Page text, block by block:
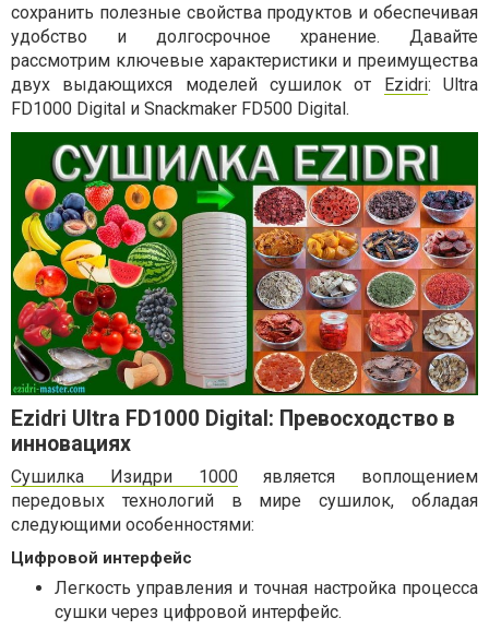
сохранить полезные свойства продуктов и обеспечивая
удобство и долгосрочное хранение. Давайте
рассмотрим ключевые характеристики и преимущества
двух выдающихся моделей сушилок от Ezidri: Ultra
FD1000 Digital и Snackmaker FD500 Digital.
Ezidri Ultra FD1000 Digital: Превосходство в
инновациях
Сушилка Изидри 1000является воплощением
передовых технологий в мире сушилок, обладая
следующими особенностями:
Цифровой интерфейс
Легкость управления и точная настройка процесса
сушки через цифровой интерфейс.